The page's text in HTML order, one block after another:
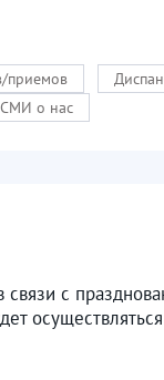
приемов
СМИ о нас
с